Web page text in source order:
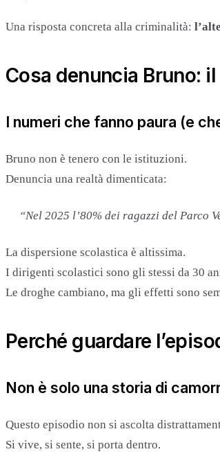
Una risposta concreta alla criminalità:
Cosa denuncia Bruno:
I numeri che fanno paura (e
Bruno non è tenero con le istituzioni.
Denuncia una realtà dimenticata:
“Nel 2025 l’80% dei ragazzi del Parco
La dispersione scolastica è altissima.
I dirigenti scolastici sono gli stessi da 30
Le droghe cambiano, ma gli effetti sono
Perché guardare
Non è solo una storia di
Questo episodio non si ascolta
Si vive, si sente, si porta dentro.